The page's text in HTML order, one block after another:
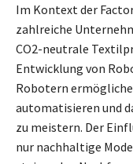
Im Kontext der
zahlreiche
CO2-neutrale
Entwicklung von
Robotern
automatisieren und
zu meistern. Der
nur nachhaltige